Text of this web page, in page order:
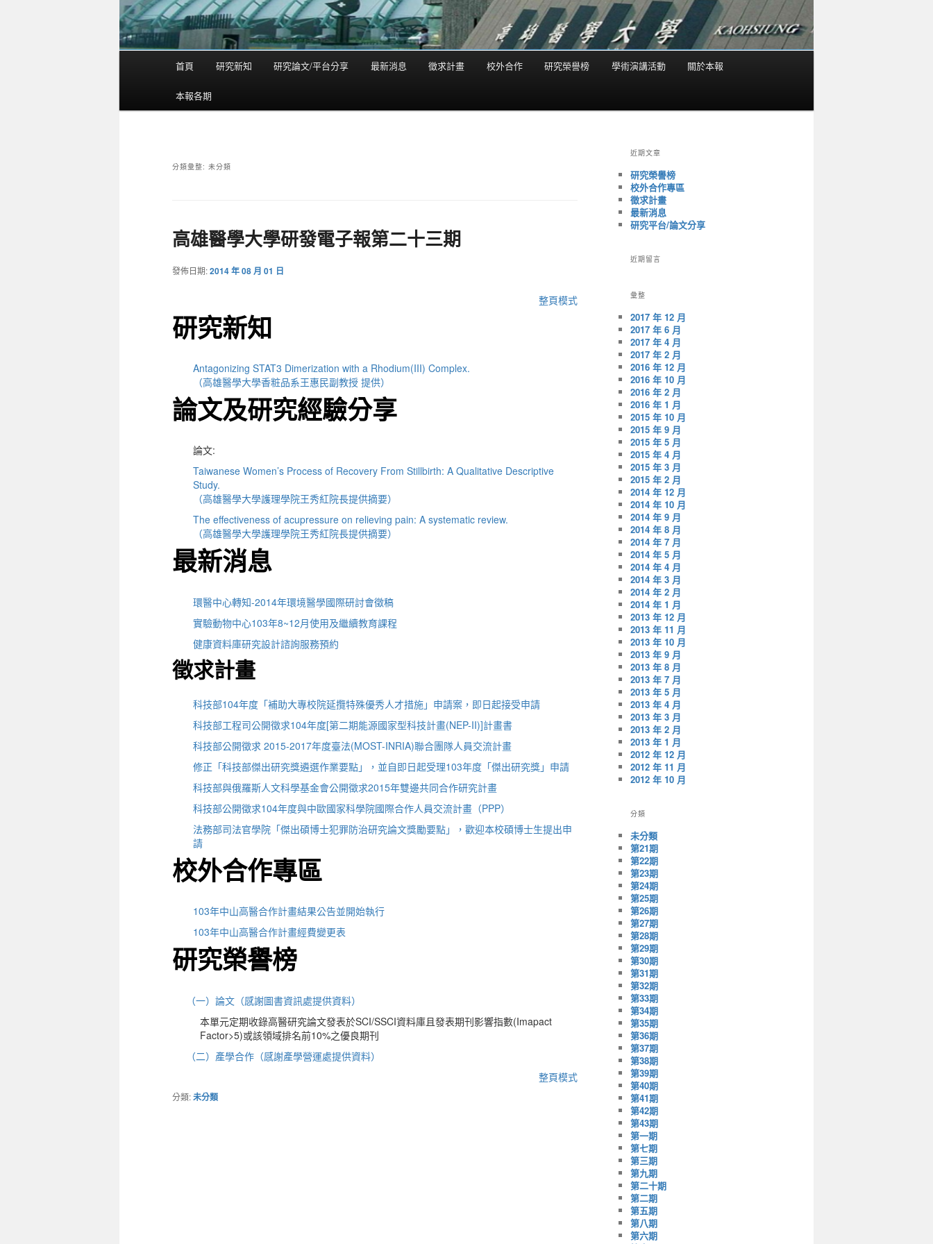
選
首頁 研究新知 研究論文/平台分享 最新消息 徵求計畫 校外合作 研究榮譽榜 學術演講活動 關於本報
本報各期
分類彙整: 未分類
高雄醫學大學研發電子報第二十三期
發佈日期:2014 年 08 月 01 日
整頁模式
研究新知
Antagonizing STAT3 Dimerization with a Rhodium(III) Complex.
（高雄醫學大學香粧品系王惠民副教授 提供）
論文及研究經驗分享
論文:
Taiwanese Women’s Process of Recovery From Stillbirth: A Qualitative Descriptive
Study.
（高雄醫學大學護理學院王秀紅院長提供摘要）
The effectiveness of acupressure on relieving pain: A systematic review.
（高雄醫學大學護理學院王秀紅院長提供摘要）
最新消息
環醫中心轉知-2014年環境醫學國際研討會徵稿
實驗動物中心103年8~12月使用及繼續教育課程
健康資料庫研究設計諮詢服務預約
徵求計畫
科技部104年度「補助大專校院延攬特殊優秀人才措施」申請案，即日起接受申請
科技部工程司公開徵求104年度[第二期能源國家型科技計畫(NEP-II)]計畫書
科技部公開徵求 2015-2017年度臺法(MOST-INRIA)聯合團隊人員交流計畫
修正「科技部傑出研究獎遴選作業要點」，並自即日起受理103年度「傑出研究獎」申請
科技部與俄羅斯人文科學基金會公開徵求2015年雙邊共同合作研究計畫
科技部公開徵求104年度與中歐國家科學院國際合作人員交流計畫（PPP）
法務部司法官學院「傑出碩博士犯罪防治研究論文獎勵要點」，歡迎本校碩博士生提出申
請
校外合作專區
103年中山高醫合作計畫結果公告並開始執行
103年中山高醫合作計畫經費變更表
研究榮譽榜
（一）論文（感謝圖書資訊處提供資料）
本單元定期收錄高醫研究論文發表於SCI/SSCI資料庫且發表期刊影響指數(Imapact
Factor>5)或該領域排名前10%之優良期刊
（二）產學合作（感謝產學營運處提供資料）
整頁模式
分類:未分類
近期文章
研究榮譽榜
校外合作專區
徵求計畫
最新消息
研究平台/論文分享
近期留言
彙整
2017 年 12 月
2017 年 6 月
2017 年 4 月
2017 年 2 月
2016 年 12 月
2016 年 10 月
2016 年 2 月
2016 年 1 月
2015 年 10 月
2015 年 9 月
2015 年 5 月
2015 年 4 月
2015 年 3 月
2015 年 2 月
2014 年 12 月
2014 年 10 月
2014 年 9 月
2014 年 8 月
2014 年 7 月
2014 年 5 月
2014 年 4 月
2014 年 3 月
2014 年 2 月
2014 年 1 月
2013 年 12 月
2013 年 11 月
2013 年 10 月
2013 年 9 月
2013 年 8 月
2013 年 7 月
2013 年 5 月
2013 年 4 月
2013 年 3 月
2013 年 2 月
2013 年 1 月
2012 年 12 月
2012 年 11 月
2012 年 10 月
分類
未分類
第21期
第22期
第23期
第24期
第25期
第26期
第27期
第28期
第29期
第30期
第31期
第32期
第33期
第34期
第35期
第36期
第37期
第38期
第39期
第40期
第41期
第42期
第43期
第一期
第七期
第三期
第九期
第二十期
第二期
第五期
第八期
第六期